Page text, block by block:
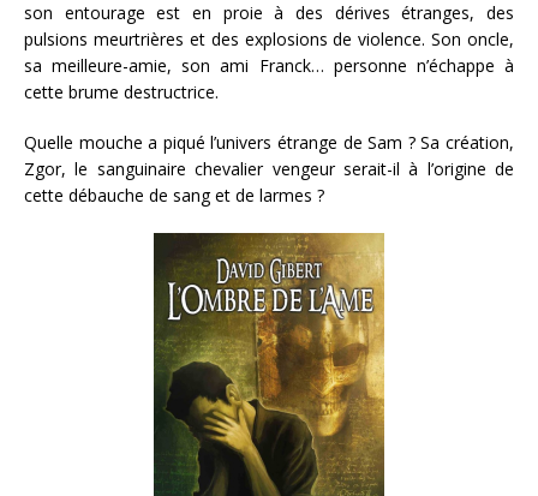
son entourage est en proie à des dérives étranges, des
pulsions meurtrières et des explosions de violence. Son oncle,
sa meilleure-amie, son ami Franck… personne n’échappe à
cette brume destructrice.
Quelle mouche a piqué l’univers étrange de Sam ? Sa création,
Zgor, le sanguinaire chevalier vengeur serait-il à l’origine de
cette débauche de sang et de larmes ?